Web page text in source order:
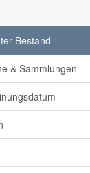
Bestand
& Sammlungen